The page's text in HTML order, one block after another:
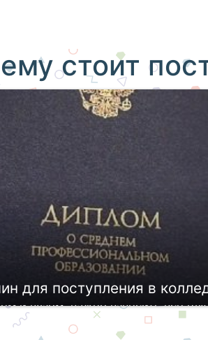
стоит
для поступления в
и вузом, важно взвесить все